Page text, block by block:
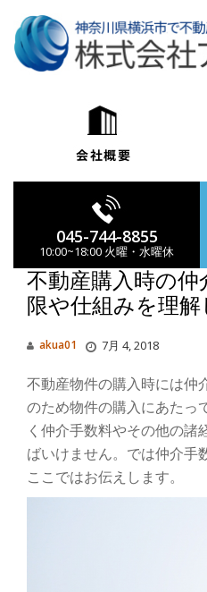
045-744-8855
10:00~18:00 火曜・水曜休
不動産購入時の
限や仕組みを理解
akua01 7月 4, 2018
不動産物件の購入時には仲
のため物件の購入にあたっ
く仲介手数料やその他の
ばいけません。では仲介手
ここではお伝えします。